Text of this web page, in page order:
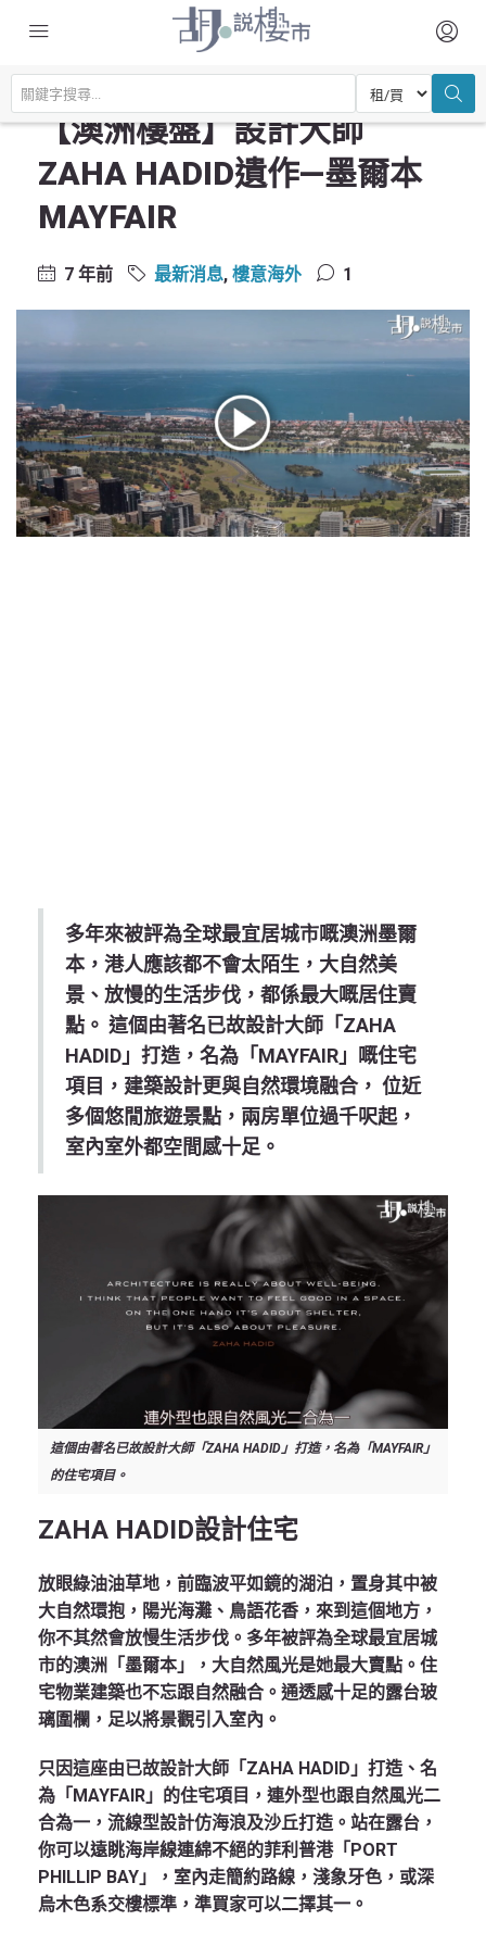
主頁
【澳洲樓盤】設計大師ZAHA HADID遺作—墨爾本MAYFAIR
【澳洲樓盤】設計大師
ZAHA HADID遺作—墨爾本
MAYFAIR
7 年前 最新消息, 樓意海外 1
多年來被評為全球最宜居城市嘅澳洲墨爾
本，港人應該都不會太陌生，大自然美
景、放慢的生活步伐，都係最大嘅居住賣
點。 這個由著名已故設計大師「ZAHA
HADID」打造，名為「MAYFAIR」嘅住宅
項目，建築設計更與自然環境融合， 位近
多個悠閒旅遊景點，兩房單位過千呎起，
室內室外都空間感十足。
這個由著名已故設計大師「ZAHA HADID」打造，名為「MAYFAIR」
的住宅項目。
ZAHA HADID設計住宅
放眼綠油油草地，前臨波平如鏡的湖泊，置身其中被
大自然環抱，陽光海灘、鳥語花香，來到這個地方，
你不其然會放慢生活步伐。多年被評為全球最宜居城
市的澳洲「墨爾本」，大自然風光是她最大賣點。住
宅物業建築也不忘跟自然融合。通透感十足的露台玻
璃圍欄，足以將景觀引入室內。
只因這座由已故設計大師「ZAHA HADID」打造、名
為「MAYFAIR」的住宅項目，連外型也跟自然風光二
合為一，流線型設計仿海浪及沙丘打造。站在露台，
你可以遠眺海岸線連綿不絕的菲利普港「PORT
PHILLIP BAY」，室內走簡約路線，淺象牙色，或深
烏木色系交樓標準，準買家可以二擇其一。